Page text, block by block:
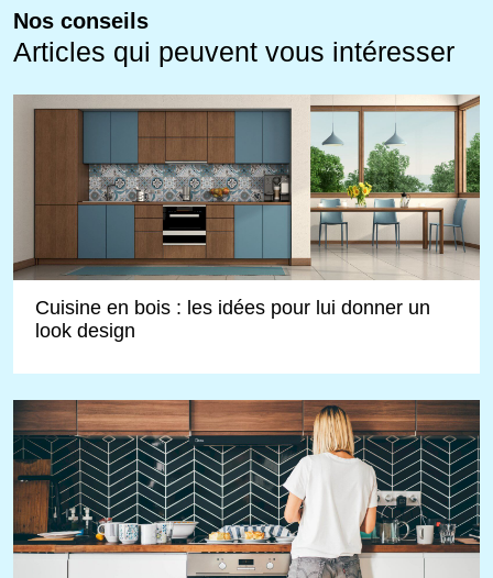
Nos conseils
Articles qui peuvent vous intéresser
Cuisine en bois : les idées pour lui donner un
look design